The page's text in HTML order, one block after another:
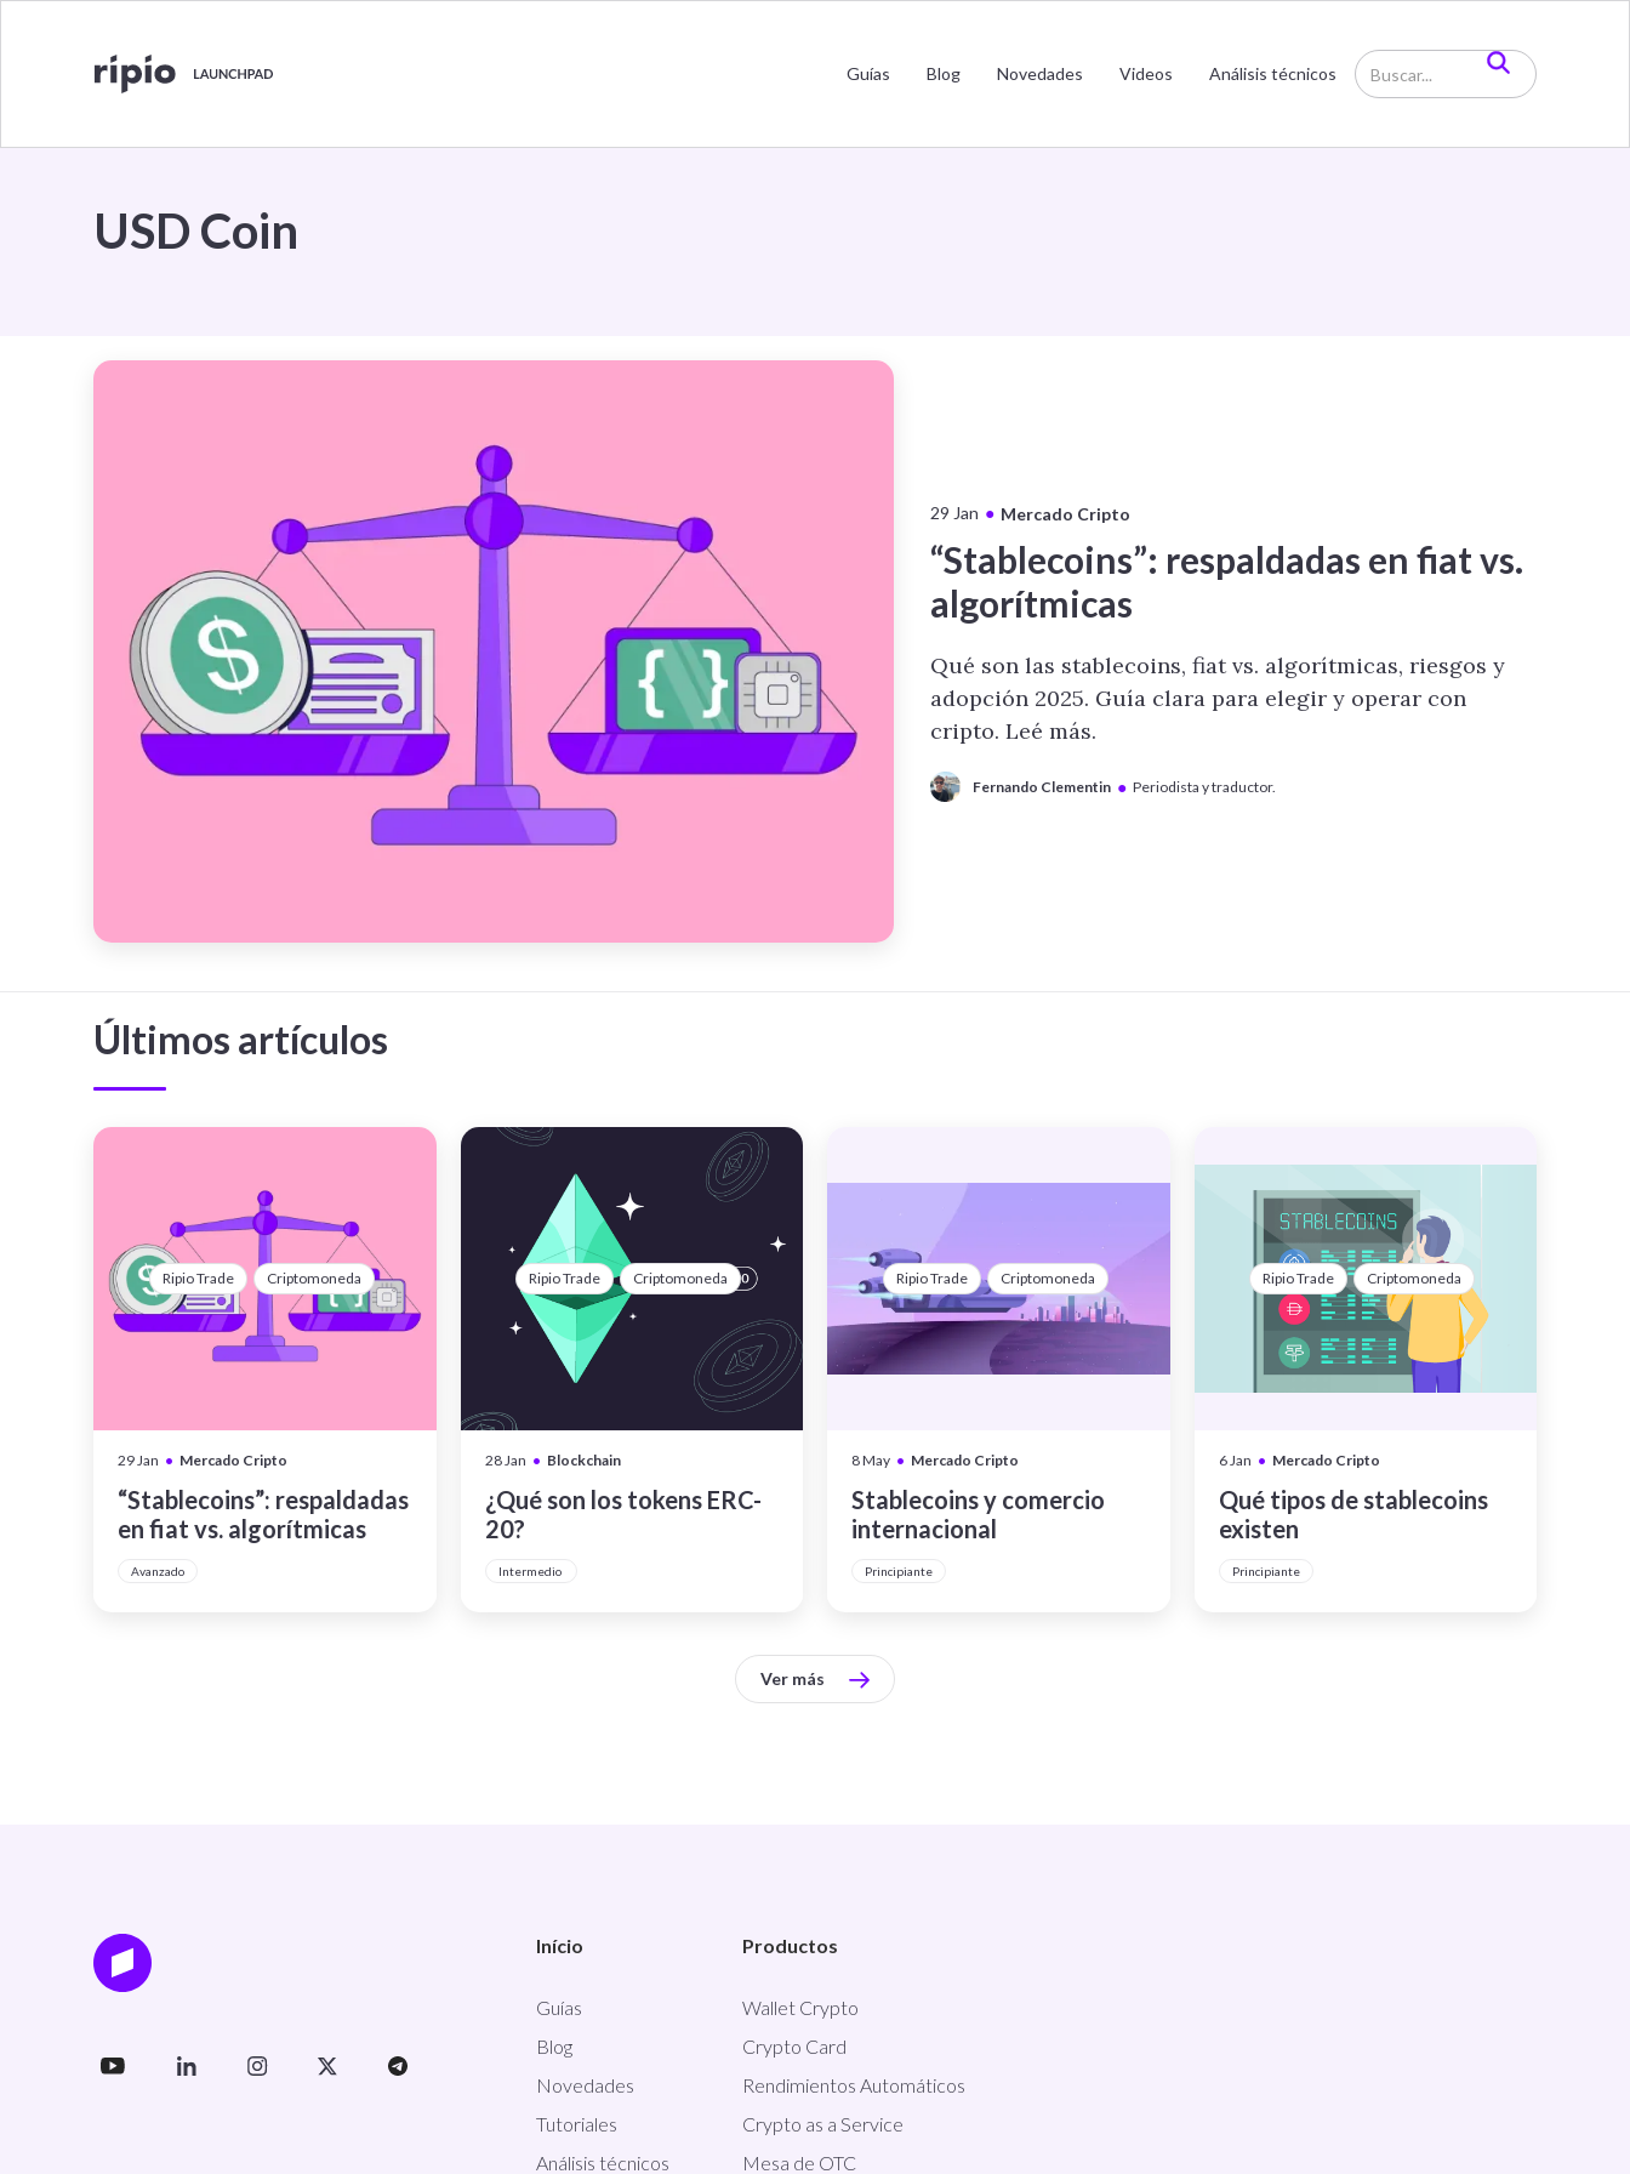
Guías Blog Novedades Videos Análisis técnicos
USD Coin
29 Jan ● Mercado Cripto
“Stablecoins”: respaldadas en fiat vs.
algorítmicas
Qué son las stablecoins, fiat vs. algorítmicas, riesgos y
adopción 2025. Guía clara para elegir y operar con
cripto. Leé más.
Fernando Clementin ● Periodista y traductor.
Últimos artículos
Ripio Trade Criptomoneda
29 Jan • Mercado Cripto
“Stablecoins”: respaldadas
en fiat vs. algorítmicas
Avanzado
Ripio Trade Criptomoneda
28 Jan • Blockchain
¿Qué son los tokens ERC-
20?
Intermedio
Ripio Trade Criptomoneda
8 May • Mercado Cripto
Stablecoins y comercio
internacional
Principiante
Ripio Trade Criptomoneda
6 Jan • Mercado Cripto
Qué tipos de stablecoins
existen
Principiante
Ver más
Início
Guías
Blog
Novedades
Tutoriales
Análisis técnicos
Productos
Wallet Crypto
Crypto Card
Rendimientos Automáticos
Crypto as a Service
Mesa de OTC